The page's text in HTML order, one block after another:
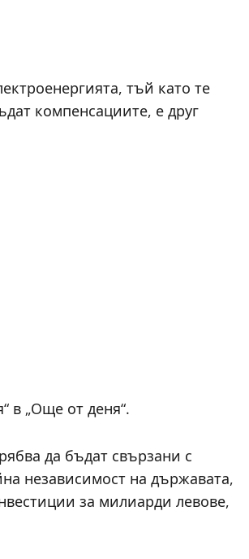
тъй като те
компенсациите, е друг
в „Още от деня“.
да бъдат свързани с
независимост на държавата,
за милиарди левове,